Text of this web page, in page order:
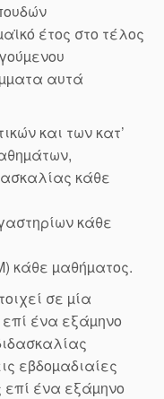
έτος στο τέλος
αυτά
και των κατ’
κάθε
κάθε
κάθε µαθήµατος.
σε µία
ένα εξάµηνο
εβδοµαδιαίες
ένα εξάµηνο